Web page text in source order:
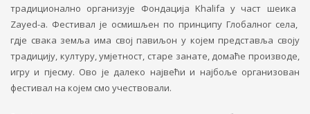
традиционално организује Фондација Khalifaу част шеика
Zayed-a. Фестивал је осмишљен по принципу Глобалног села,
гдје свака земља има свој павиљон у којем представља своју
традицију, културу, умјетност, старе занате, домаће производе,
игру и пјесму. Ово је далеко највећи и најбоље организован
фестивал на којем смо учествовали.